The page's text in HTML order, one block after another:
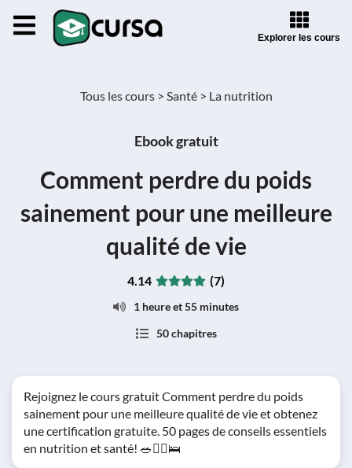
Explorer les cours
Tous les cours > Santé > La nutrition
Ebook gratuit
Comment perdre du poids
sainement pour une meilleure
qualité de vie
4.14 (7)
1 heure et 55 minutes
50 chapitres
Rejoignez le cours gratuit Comment perdre du poids
sainement pour une meilleure qualité de vie et obtenez
une certification gratuite. 50 pages de conseils essentiels
en nutrition et santé! 🥗🏃‍♂️🛌